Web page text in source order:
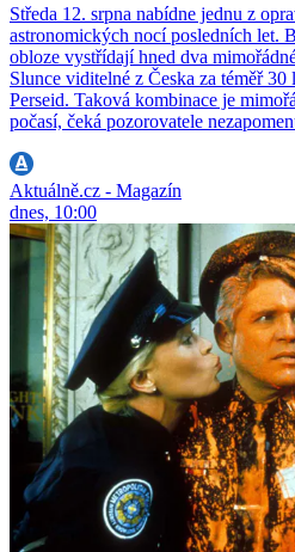
Středa 12. srpna nabídne jednu z
astronomických nocí posledních let.
obloze vystřídají hned dva
Slunce viditelné z Česka za téměř
Perseid. Taková kombinace je
počasí, čeká pozorovatele
Aktuálně.cz - Magazín
dnes, 10:00